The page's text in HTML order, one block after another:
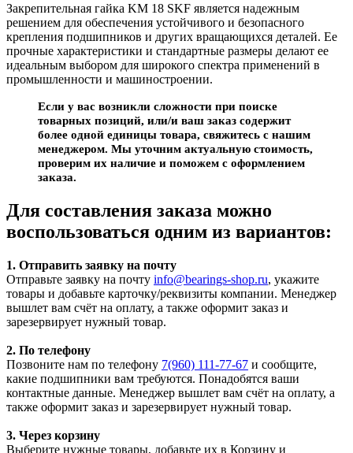
Закрепительная гайка KM 18 SKF является надежным
решением для обеспечения устойчивого и безопасного
крепления подшипников и других вращающихся деталей. Ее
прочные характеристики и стандартные размеры делают ее
идеальным выбором для широкого спектра применений в
промышленности и машиностроении.
Если у вас возникли сложности при поиске
товарных позиций, или/и ваш заказ содержит
более одной единицы товара, свяжитесь с нашим
менеджером. Мы уточним актуальную стоимость,
проверим их наличие и поможем с оформлением
заказа.
Для составления заказа можно
воспользоваться одним из вариантов:
1. Отправить заявку на почту
Отправьте заявку на почту info@bearings-shop.ru, укажите
товары и добавьте карточку/реквизиты компании. Менеджер
вышлет вам счёт на оплату, а также оформит заказ и
зарезервирует нужный товар.
2. По телефону
Позвоните нам по телефону 7(960) 111-77-67 и сообщите,
какие подшипники вам требуются. Понадобятся ваши
контактные данные. Менеджер вышлет вам счёт на оплату, а
также оформит заказ и зарезервирует нужный товар.
3. Через корзину
Выберите нужные товары, добавьте их в Корзину и